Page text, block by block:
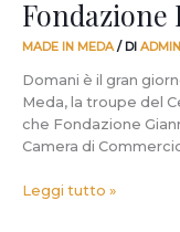
Fondazione
MADE IN MEDA/ DI ADMIN
Domani è il gran
Meda, la troupe del
che Fondazione
Camera di
Leggi tutto »